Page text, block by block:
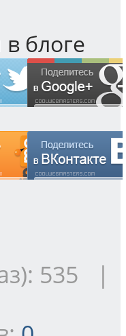
блоге
535 |